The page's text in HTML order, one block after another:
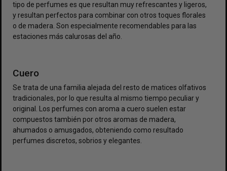
tipo de perfumes es que resultan muy refrescantes y ligeros,
y resultan perfectos para combinar con otros toques florales
o de madera. Son especialmente recomendables para las
estaciones más calurosas del año.
Cuero
Se trata de una familia alejada del resto de matices olfativos
tradicionales, por lo que resulta al mismo tiempo peculiar y
original. Los perfumes con aroma a cuero suelen estar
compuestos también por otros aromas de madera,
ahumados o amusgados, obteniendo como resultado
perfumes discretos, sobrios y elegantes.